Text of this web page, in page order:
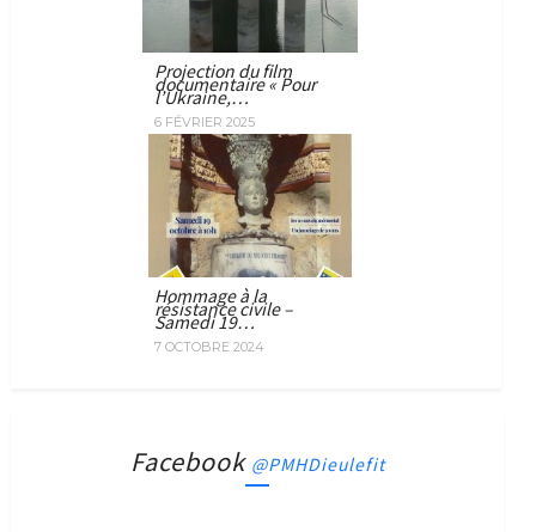
Projection du film
documentaire « Pour
l’Ukraine,…
6 FÉVRIER 2025
Hommage à la
résistance civile –
Samedi 19…
7 OCTOBRE 2024
Facebook @PMHDieulefit